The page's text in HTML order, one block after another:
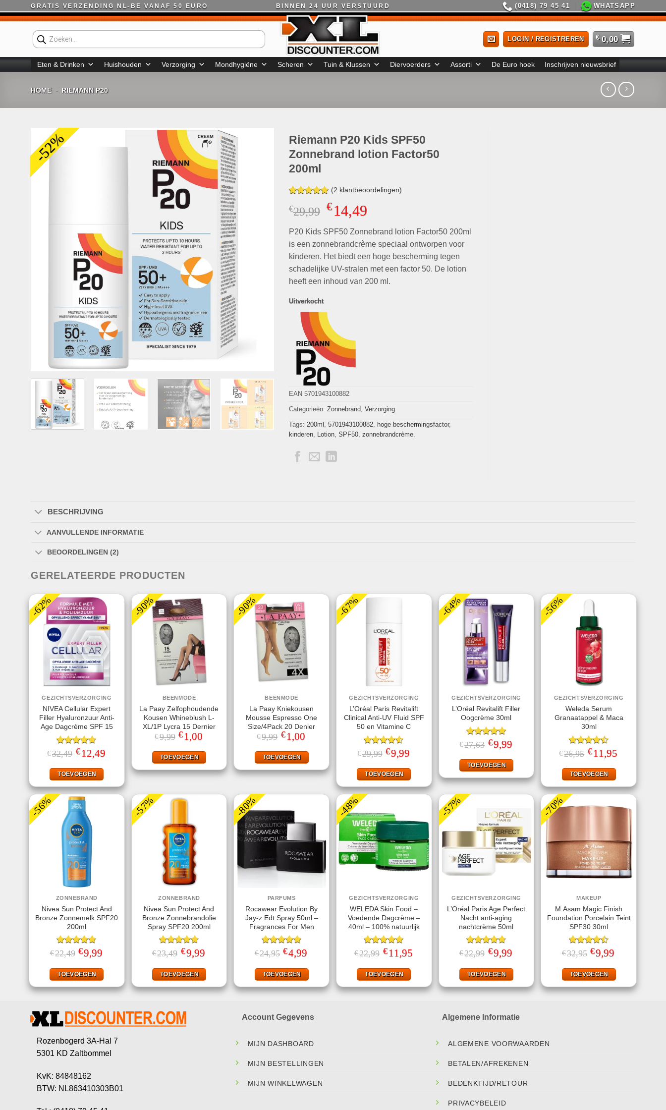
naar
GRATIS VERZENDING NL-BE VANAF 50 EURO BINNEN 24 UUR VERSTUURD (0418) 79 45 41 WHATSAPP
Producten
zoeken
LOGIN / REGISTREREN € 0,00
Eten & Drinken Huishouden Verzorging Mondhygiëne Scheren Tuin & Klussen Diervoerders Assorti De Euro hoek Inschrijven nieuwsbrief
HOME - RIEMANN P20
-52%
Riemann P20 Kids SPF50
Zonnebrand lotion Factor50
200ml
Gewaardeerd
5.00op 5
gebaseerd
waardering
(2 klantbeoordelingen)
€29,99 Oorspronkelijke
was:
€29,99.
€14,49Huidige
is:
€14,49.
P20 Kids SPF50 Zonnebrand lotion Factor50 200ml
is een zonnebrandcrème speciaal ontworpen voor
kinderen. Het biedt een hoge bescherming tegen
schadelijke UV-stralen met een factor 50. De lotion
heeft een inhoud van 200 ml.
Uitverkocht
EAN 5701943100882
Categorieën: Zonnebrand, Verzorging
Tags: 200ml , 5701943100882, hoge beschermingsfactor,
kinderen, Lotion, SPF50, zonnebrandcrème.
BESCHRIJVING
AANVULLENDE INFORMATIE
BEOORDELINGEN (2)
GERELATEERDE PRODUCTEN
-62%
GEZICHTSVERZORGING
NIVEA Cellular Expert
Filler Hyaluronzuur Anti-
Age Dagcrème SPF 15
Gewaardeerd
4.60uit 5
€32,49 Oorspronkelijke
prijs
€32,49.
€ 12,49Huidige
TOEVOEGEN
-90%
BEENMODE
La Paay Zelfophoudende
Kousen Whineblush L-
XL/1P Lycra 15 Dernier
€9,99 Oorspronkelijke
prijs
€9,99.
€ 1,00
€1,00.
TOEVOEGEN
-90%
BEENMODE
La Paay Kniekousen
Mousse Espresso One
Size/4Pack 20 Denier
€9,99 Oorspronkelijke
prijs
€9,99.
€ 1,00Huidige
€1,00.
TOEVOEGEN
-67%
GEZICHTSVERZORGING
L’Oréal Paris Revitalift
Clinical Anti-UV Fluid SPF
50 en Vitamine C
Gewaardeerd
4.50 uit 5
€29,99 Oorspronkelijke
prijs
€29,99.
€9,99
€9,99.
TOEVOEGEN
-64%
GEZICHTSVERZORGING
L’Oréal Revitalift Filler
Oogcrème 30ml
Gewaardeerd
5.00uit 5
€27,63 Oorspronkelijke
prijs
€27,63.
€9,99Huidige
€9,99.
TOEVOEGEN
-56%
GEZICHTSVERZORGING
Weleda Serum
Granaatappel & Maca
30ml
Gewaardeerd
4.50uit 5
€26,95 Oorspronkelijke
prijs
€26,95.
€ 11,95prijs
TOEVOEGEN
-56%
ZONNEBRAND
Nivea Sun Protect And
Bronze Zonnemelk SPF20
200ml
Gewaardeerd
4.78uit 5
€22,49 Oorspronkelijke
prijs
€22,49.
€9,99
€9,99.
TOEVOEGEN
-57%
ZONNEBRAND
Nivea Sun Protect And
Bronze Zonnebrandolie
Spray SPF20 200ml
Gewaardeerd
4.78uit 5
€23,49 Oorspronkelijke
prijs
€23,49.
€9,99Huidige
€9,99.
TOEVOEGEN
-80%
PARFUMS
Rocawear Evolution By
Jay-z Edt Spray 50ml –
Fragrances For Men
Gewaardeerd
5.00 uit 5
€24,95 Oorspronkelijke
prijs
€24,95.
€4,99
€4,99.
TOEVOEGEN
-48%
GEZICHTSVERZORGING
WELEDA Skin Food –
Voedende Dagcrème –
40ml – 100% natuurlijk
Gewaardeerd
5.00uit 5
€22,99 Oorspronkelijke
prijs
€22,99.
€ 11,95prijs
TOEVOEGEN
-57%
GEZICHTSVERZORGING
L’Oréal Paris Age Perfect
Nacht anti-aging
nachtcrème 50ml
Gewaardeerd
4.75 uit 5
€22,99 Oorspronkelijke
prijs
€22,99.
€9,99Huidige
€9,99.
TOEVOEGEN
-70%
MAKEUP
M.Asam Magic Finish
Foundation Porcelain Teint
SPF30 30ml
Gewaardeerd
4.50 uit 5
€32,95 Oorspronkelijke
prijs
€32,95.
€9,99
€9,99.
TOEVOEGEN
Rozenbogerd 3A-Hal 7
5301 KD Zaltbommel
KvK: 84848162
BTW: NL863410303B01
Account Gegevens
MIJN DASHBOARD
MIJN BESTELLINGEN
MIJN WINKELWAGEN
Algemene Informatie
ALGEMENE VOORWAARDEN
BETALEN/AFREKENEN
BEDENKTIJD/RETOUR
PRIVACYBELEID